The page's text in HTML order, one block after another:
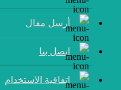
أرسل مقال
إتصل بنا
اتفاقية الاستخدام